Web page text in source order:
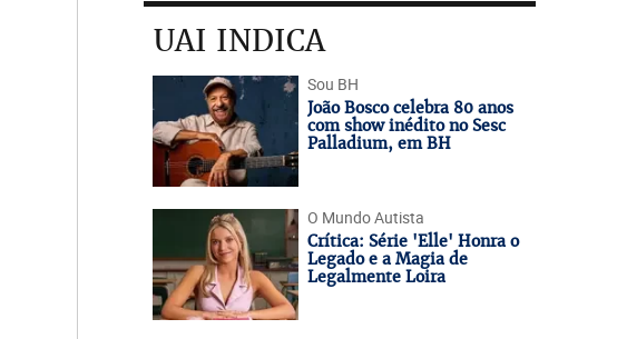
UAI INDICA
Sou BH
João Bosco celebra 80 anos
com show inédito no Sesc
Palladium, em BH
O Mundo Autista
Crítica: Série 'Elle' Honra o
Legado e a Magia de
Legalmente Loira